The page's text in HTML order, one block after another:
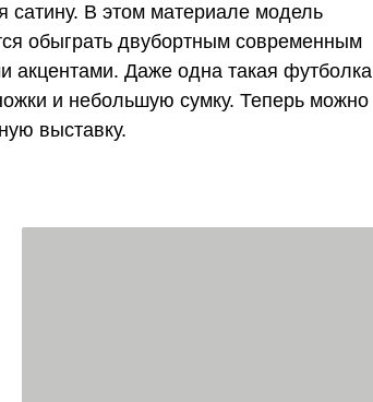
сатину. В этом материале модель
обыграть двубортным современным
акцентами. Даже одна такая футболка
и небольшую сумку. Теперь можно
выставку.